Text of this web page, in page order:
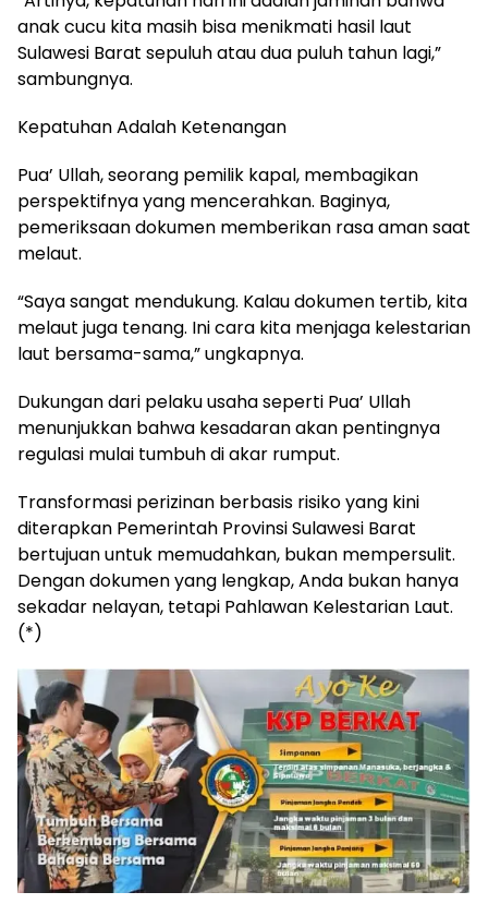
anak cucu kita masih bisa menikmati hasil laut
Sulawesi Barat sepuluh atau dua puluh tahun lagi,”
sambungnya.
Kepatuhan Adalah Ketenangan
Pua’ Ullah, seorang pemilik kapal, membagikan
perspektifnya yang mencerahkan. Baginya,
pemeriksaan dokumen memberikan rasa aman saat
melaut.
“Saya sangat mendukung. Kalau dokumen tertib, kita
melaut juga tenang. Ini cara kita menjaga kelestarian
laut bersama-sama,” ungkapnya.
Dukungan dari pelaku usaha seperti Pua’ Ullah
menunjukkan bahwa kesadaran akan pentingnya
regulasi mulai tumbuh di akar rumput.
Transformasi perizinan berbasis risiko yang kini
diterapkan Pemerintah Provinsi Sulawesi Barat
bertujuan untuk memudahkan, bukan mempersulit.
Dengan dokumen yang lengkap, Anda bukan hanya
sekadar nelayan, tetapi Pahlawan Kelestarian Laut.
(*)